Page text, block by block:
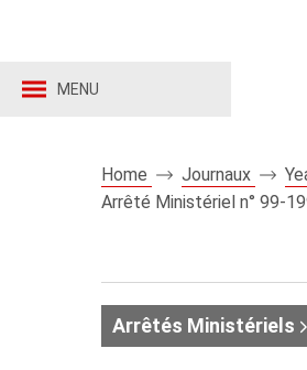
MENU
Home Journaux
Arrêté Ministériel n° 99-
Arrêtés Ministériels